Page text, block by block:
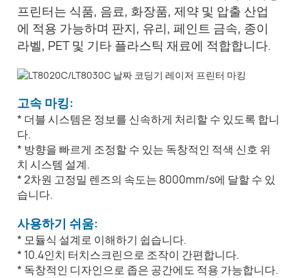
프린터는 식품, 음료, 화장품, 제약 및 압출 산업
에 적용 가능하며 판지, 유리, 페인트 금속, 종이
라벨, PET 및 기타 플라스틱 재료에 적합합니다.
고속 마킹:
* 더블 시스템은 정보를 신속하게 처리할 수 있도록 합니
다.
* 방향을 빠르게 조정할 수 있는 독창적인 적색 신호 위
치 시스템 설계.
* 2차원 고정밀 렌즈의 속도는 8000mm/s에 달할 수 있
습니다.
사용하기 쉬움:
* 모듈식 설계로 이해하기 쉽습니다.
* 10.4인치 터치스크린으로 조작이 간편합니다.
* 독창적인 디자인으로 좁은 공간에도 적용 가능합니다.